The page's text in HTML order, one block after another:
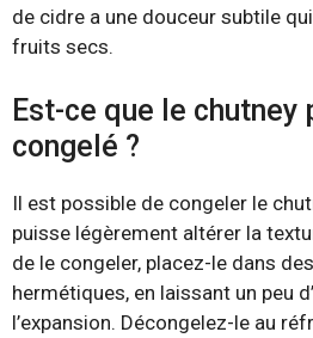
de cidre a une douceur subtile
fruits secs.
Est-ce que le chutney
congelé ?
Il est possible de congeler le
puisse légèrement altérer la
de le congeler, placez-le dans
hermétiques, en laissant un peu
l’expansion. Décongelez-le au